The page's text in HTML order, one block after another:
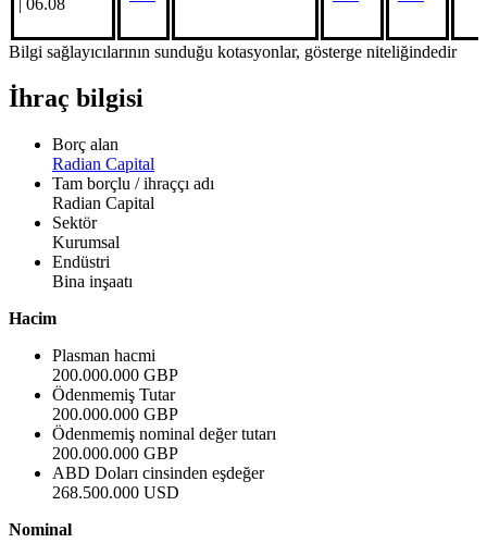
Bilgi sağlayıcılarının sunduğu kotasyonlar, gösterge niteliğindedir
İhraç bilgisi
Borç alan
Radian Capital
Tam borçlu / ihraççı adı
Radian Capital
Sektör
Kurumsal
Endüstri
Bina inşaatı
Hacim
Plasman hacmi
200.000.000 GBP
Ödenmemiş Tutar
200.000.000 GBP
Ödenmemiş nominal değer tutarı
200.000.000 GBP
ABD Doları cinsinden eşdeğer
268.500.000 USD
Nominal